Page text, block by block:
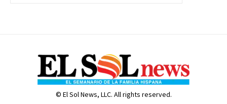
© El Sol News, LLC. All rights reserved.